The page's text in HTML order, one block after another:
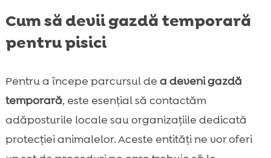
Cum să devii gazdă temporară
pentru pisici
Pentru a începe parcursul de a deveni gazdă
temporară, este esențial să contactăm
adăposturile locale sau organizațiile dedicată
protecției animalelor. Aceste entități ne vor oferi